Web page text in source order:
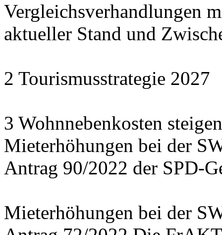
Vergleichsverhandlungen
aktueller Stand und
2 Tourismusstrategie 2027
3 Wohnnebenkosten
Mieterhöhungen bei der
Antrag 90/2022 der SPD-
Mieterhöhungen bei der